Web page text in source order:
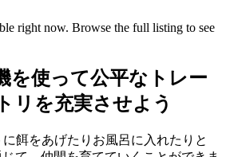
right now. Browse the full listing to see
を使って公平なトレー
リを充実させよう
餌をあげたりお風呂に入れたりと